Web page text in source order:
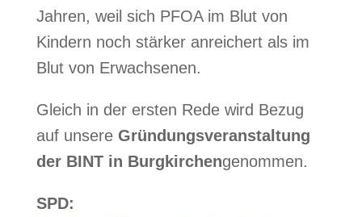
Jahren, weil sich PFOA im Blut von
Kindern noch stärker anreichert als im
Blut von Erwachsenen.
Gleich in der ersten Rede wird Bezug
auf unsere Gründungsveranstaltung
der BINT in Burgkirchengenommen.
SPD: